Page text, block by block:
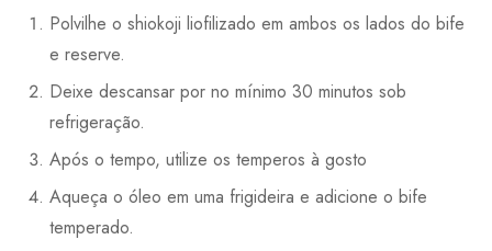
Polvilhe o shiokoji liofilizado em ambos os lados do bife
e reserve.
Deixe descansar por no mínimo 30 minutos sob
refrigeração.
Após o tempo, utilize os temperos à gosto
Aqueça o óleo em uma frigideira e adicione o bife
temperado.